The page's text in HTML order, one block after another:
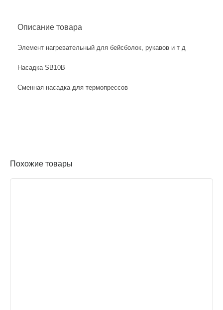
Описание товара
Элемент нагревательный для бейсболок, рукавов и т д
Насадка SB10B
Сменная насадка для термопрессов
Похожие товары